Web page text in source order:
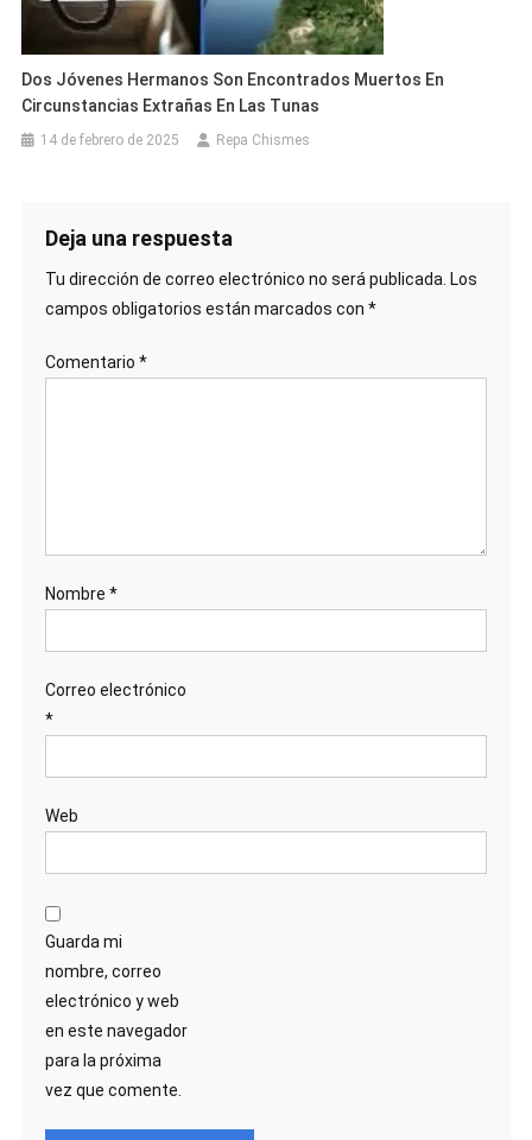
Dos Jóvenes Hermanos Son Encontrados Muertos En
Circunstancias Extrañas En Las Tunas
14 de febrero de 2025 Repa Chismes
Deja una respuesta
Tu dirección de correo electrónico no será publicada. Los
campos obligatorios están marcados con *
Comentario *
Nombre *
Correo electrónico
*
Web
Guarda mi
nombre, correo
electrónico y web
en este navegador
para la próxima
vez que comente.